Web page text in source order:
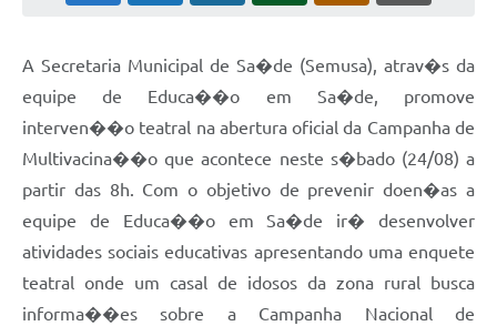
A Secretaria Municipal de Sa�de (Semusa), atrav�s da
equipe de Educa��o em Sa�de, promove
interven��o teatral na abertura oficial da Campanha de
Multivacina��o que acontece neste s�bado (24/08) a
partir das 8h. Com o objetivo de prevenir doen�as a
equipe de Educa��o em Sa�de ir� desenvolver
atividades sociais educativas apresentando uma enquete
teatral onde um casal de idosos da zona rural busca
informa��es sobre a Campanha Nacional de